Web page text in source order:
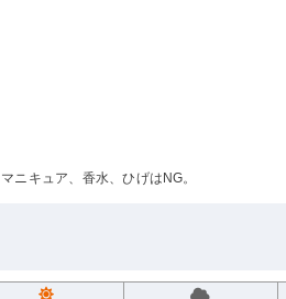
ニキュア、香水、ひげはNG。